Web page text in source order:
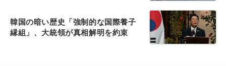
韓国の暗い歴史「強制的な国際養子
縁組」、大統領が真相解明を約束